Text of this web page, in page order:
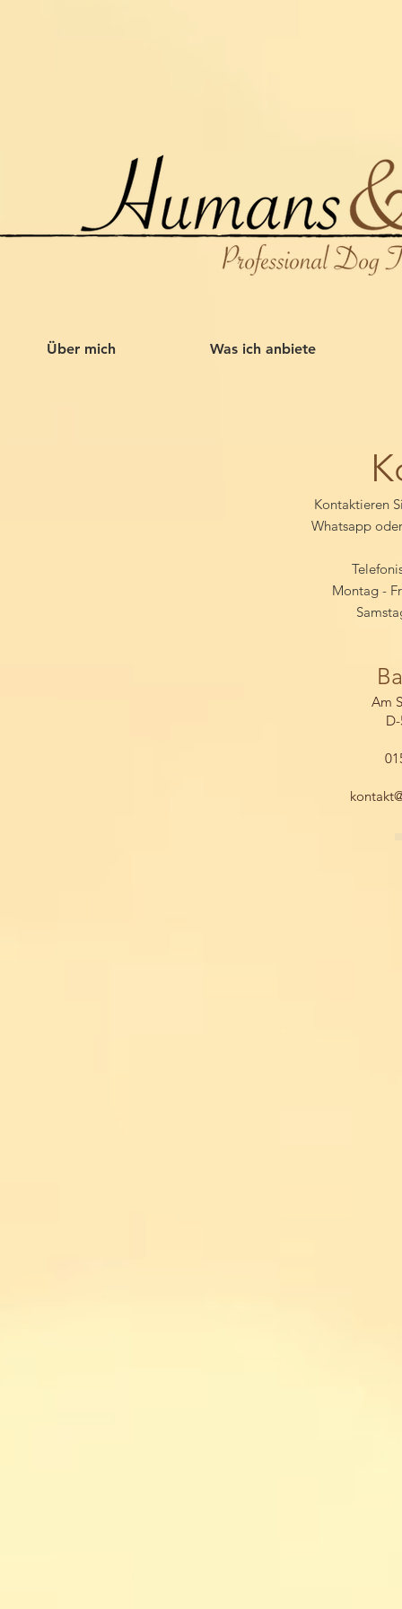
Über mich Was ich anbiete
Kontaktieren
Whatsapp
Montag -
Am